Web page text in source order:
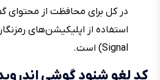
در کل برای محافظت از محتوای
Signal) است.
کد لغو شنود گوشی